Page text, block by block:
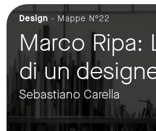
Design - Mappe N°22
Marco Ripa:
di un
Sebastiano Carella